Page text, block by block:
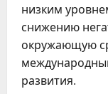
низким
снижению
окружающую
развития.